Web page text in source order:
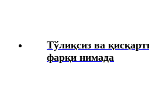
Тўлиқсиз ва
фарқи нимада